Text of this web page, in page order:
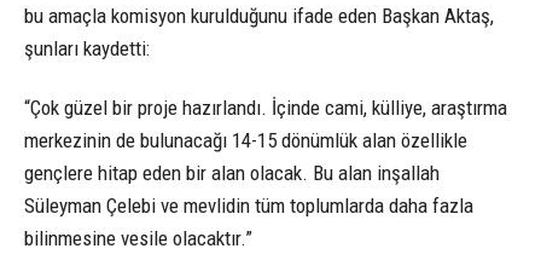
bu amaçla komisyon kurulduğunu ifade eden Başkan Aktaş,
şunları kaydetti:
“Çok güzel bir proje hazırlandı. İçinde cami, külliye, araştırma
merkezinin de bulunacağı 14-15 dönümlük alan özellikle
gençlere hitap eden bir alan olacak. Bu alan inşallah
Süleyman Çelebi ve mevlidin tüm toplumlarda daha fazla
bilinmesine vesile olacaktır.”